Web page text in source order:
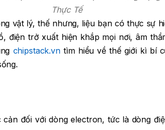
Thực Tế
vật lý, thế nhưng, liệu bạn có thực sự
điện trở xuất hiện khắp mọi nơi, âm
chipstack.vntìm hiểu về thế giới kì bí
đối với dòng electron, tức là dòng